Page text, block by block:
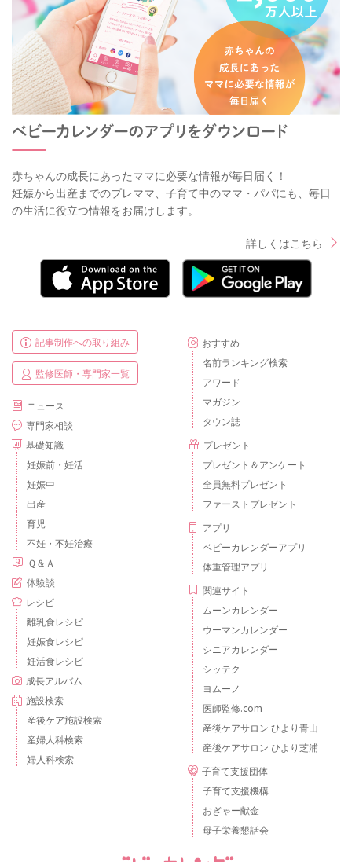
赤ちゃんの成長にあったママに必要な情報が毎日届く！
妊娠から出産までのプレママ、子育て中のママ・パパにも、毎日
の生活に役立つ情報をお届けします。
詳しくはこちら
記事制作への取り組み
監修医師・専門家一覧
ニュース
専門家相談
基礎知識
妊娠前・妊活
妊娠中
出産
育児
不妊・不妊治療
Ｑ＆Ａ
体験談
レシピ
離乳食レシピ
妊娠食レシピ
妊活食レシピ
成長アルバム
施設検索
産後ケア施設検索
産婦人科検索
婦人科検索
おすすめ
名前ランキング検索
アワード
マガジン
タウン誌
プレゼント
プレゼント＆アンケート
全員無料プレゼント
ファーストプレゼント
アプリ
ベビーカレンダーアプリ
体重管理アプリ
関連サイト
ムーンカレンダー
ウーマンカレンダー
シニアカレンダー
シッテク
ヨムーノ
医師監修.com
産後ケアサロン ひより青山
産後ケアサロン ひより芝浦
子育て支援団体
子育て支援機構
おぎゃー献金
母子栄養懇話会